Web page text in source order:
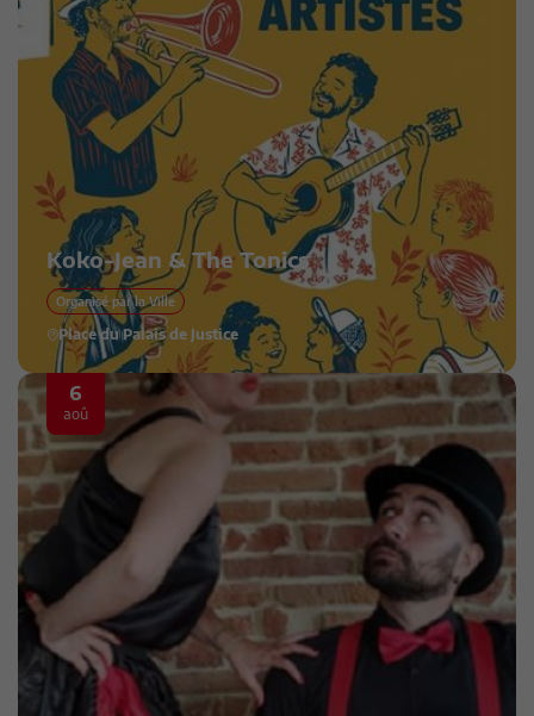
Koko-Jean & The Tonics
Organisé par la Ville
Place du Palais de Justice
6
aoû